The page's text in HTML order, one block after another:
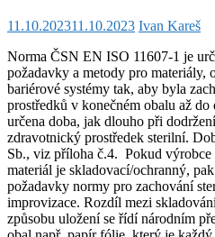
11.10.202311.10.2023 Ivan Kareš
Norma ČSN EN ISO 11607-1 je
požadavky a metody pro materiály,
bariérové systémy tak, aby byla
prostředků v konečném obalu až
určena doba, jak dlouho při
zdravotnický prostředek sterilní.
Sb., viz příloha č.4. Pokud
materiál je skladovací/ochranný,
požadavky normy pro zachování
improvizace. Rozdíl mezi
způsobu uložení se řídí národním